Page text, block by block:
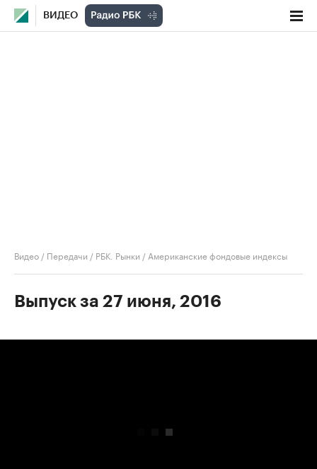
ВИДЕО
Видео / Передачи / РБК. Рынки / Американские фондовые индексы
Выпуск за 27 июня, 2016